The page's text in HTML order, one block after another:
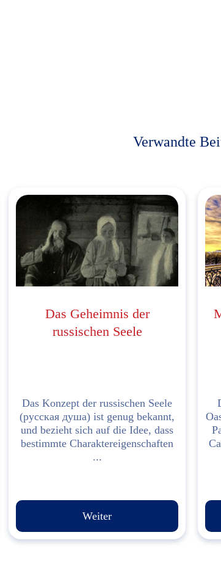
Verwandte
Das Geheimnis der
russischen Seele
Das Konzept der russischen Seele
(русская душа) ist genug bekannt,
und bezieht sich auf die Idee, dass
bestimmte Charaktereigenschaften
...
Weiter